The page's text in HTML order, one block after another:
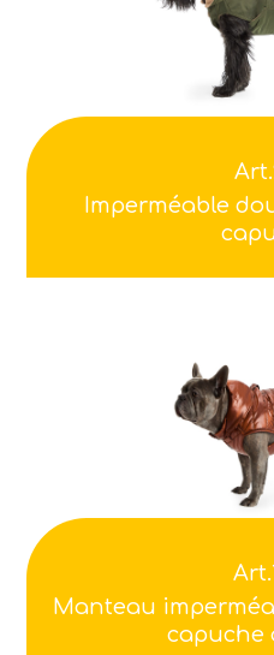
Imperméable
Manteau
capuche